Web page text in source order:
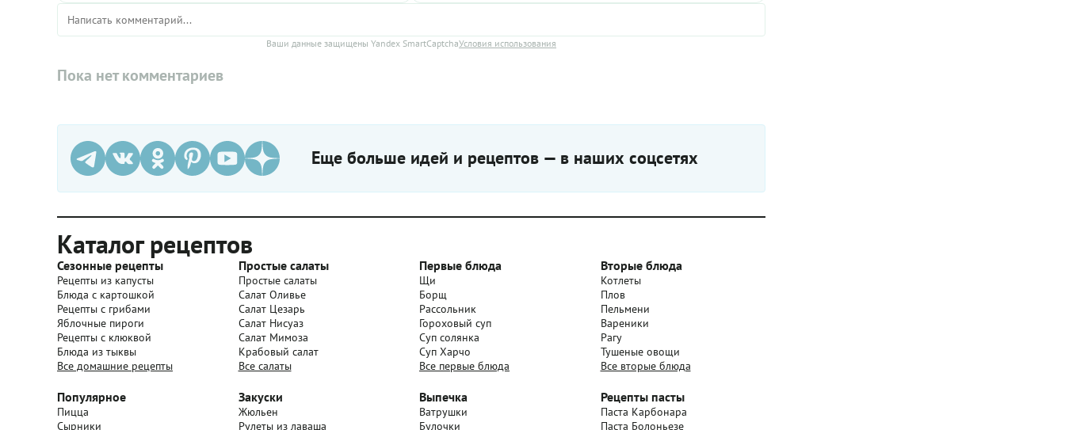
Ваши данные защищены Yandex SmartCaptchaУсловия использования
Пока нет комментариев
Еще больше идей и рецептов — в наших соцсетях
Каталог рецептов
Сезонные рецепты
Рецепты из капусты
Блюда с картошкой
Рецепты с грибами
Яблочные пироги
Рецепты с клюквой
Блюда из тыквы
Все домашние рецепты
Простые салаты
Простые салаты
Салат Оливье
Салат Цезарь
Салат Нисуаз
Салат Мимоза
Крабовый салат
Все салаты
Первые блюда
Щи
Борщ
Рассольник
Гороховый суп
Суп солянка
Суп Харчо
Все первые блюда
Вторые блюда
Котлеты
Плов
Пельмени
Вареники
Рагу
Тушеные овощи
Все вторые блюда
Популярное
Пицца
Сырники
Закуски
Жюльен
Рулеты из лаваша
Выпечка
Ватрушки
Булочки
Рецепты пасты
Паста Карбонара
Паста Болоньезе